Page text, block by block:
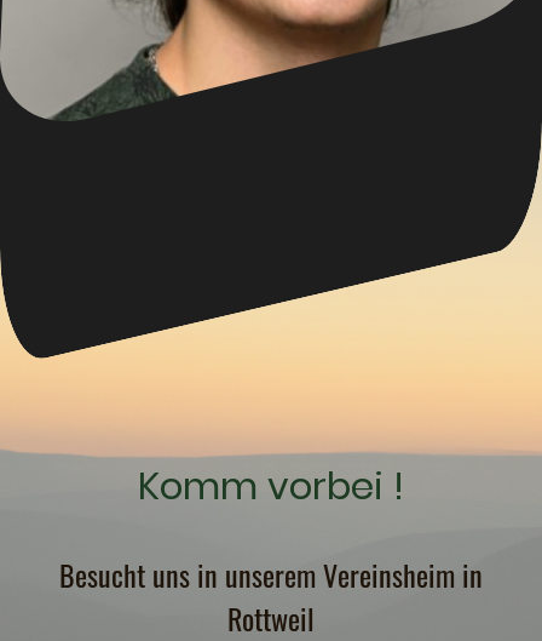
Komm vorbei !
Besucht uns in unserem Vereinsheim in
Rottweil